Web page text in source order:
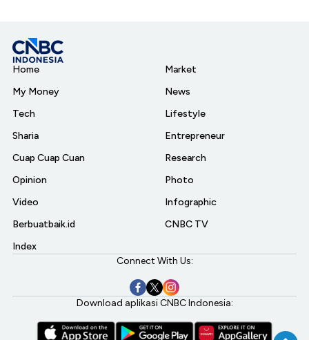
Home
My Money
Tech
Sharia
Cuap Cuap Cuan
Opinion
Video
Berbuatbaik.id
Index
Market
News
Lifestyle
Entrepreneur
Research
Photo
Infographic
CNBC TV
Connect With Us:
Download aplikasi CNBC Indonesia: